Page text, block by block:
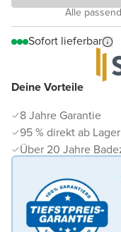
Deine Vorteile
8 Jahre Garantie
95 % direkt ab
Über 20 Jahre
Alle
Sofort lieferbar